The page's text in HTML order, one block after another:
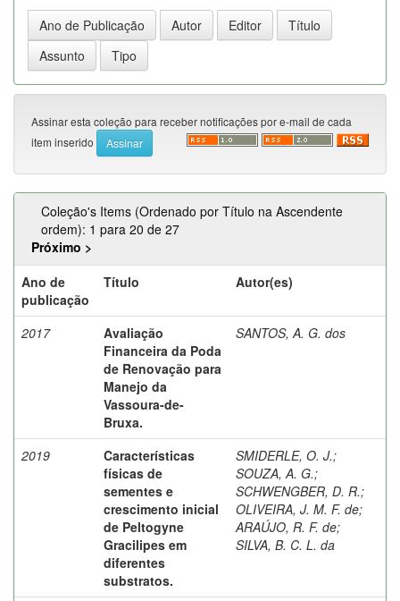
Assinar esta coleção para receber notificações por e-mail de cada
item inserido
Coleção's Items (Ordenado por Título na Ascendente
ordem): 1 para 20 de 27
Próximo >
Ano de
publicação
Título Autor(es)
2017
Avaliação
Financeira da Poda
de Renovação para
Manejo da
Vassoura-de-
Bruxa.
SANTOS, A. G. dos
2019
Características
físicas de
sementes e
crescimento inicial
de Peltogyne
Gracilipes em
diferentes
substratos.
SMIDERLE, O. J.;
SOUZA, A. G.;
SCHWENGBER, D. R.;
OLIVEIRA, J. M. F. de;
ARAÚJO, R. F. de;
SILVA, B. C. L. da